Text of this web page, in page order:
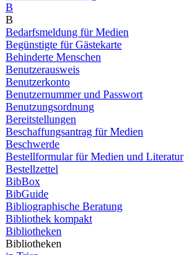
B
B
Bedarfsmeldung für Medien
Begünstigte für Gästekarte
Behinderte Menschen
Benutzerausweis
Benutzerkonto
Benutzernummer und Passwort
Benutzungsordnung
Bereitstellungen
Beschaffungsantrag für Medien
Beschwerde
Bestellformular für Medien und Literatur
Bestellzettel
BibBox
BibGuide
Bibliographische Beratung
Bibliothek kompakt
Bibliotheken
Bibliotheken